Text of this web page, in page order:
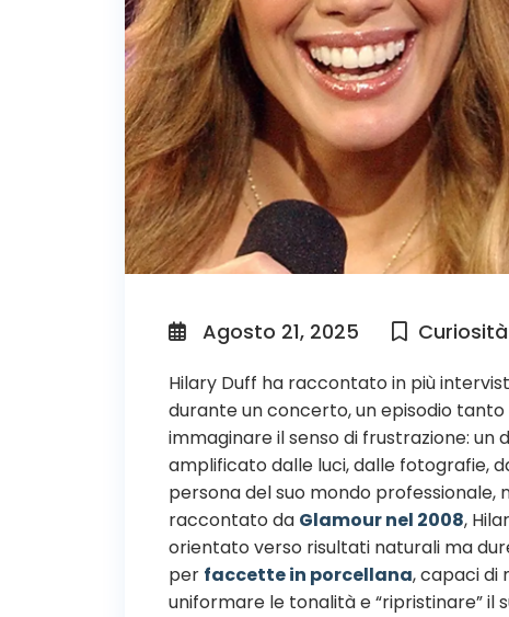
Agosto 21, 2025 Curiosità
Hilary Duff ha raccontato in più
durante un concerto, un episodio
immaginare il senso di frustrazione:
amplificato dalle luci, dalle fotografie,
persona del suo mondo
raccontato da Glamour nel 2008,
orientato verso risultati naturali ma
per faccette in porcellana, capaci di
uniformare le tonalità e “ripristinare” il